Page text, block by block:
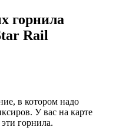
горнила
Rail
в котором надо
У вас на карте
эти горнила.